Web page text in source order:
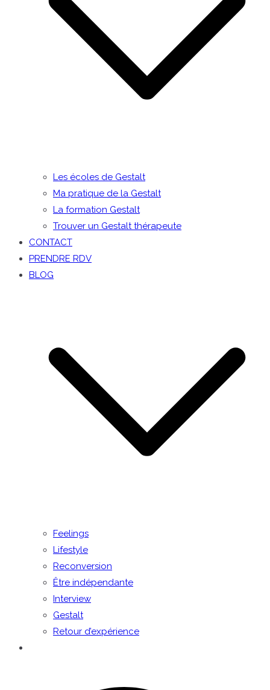
Les écoles de Gestalt
Ma pratique de la Gestalt
La formation Gestalt
Trouver un Gestalt thérapeute
CONTACT
PRENDRE RDV
BLOG
Feelings
Lifestyle
Reconversion
Être indépendante
Interview
Gestalt
Retour d’expérience